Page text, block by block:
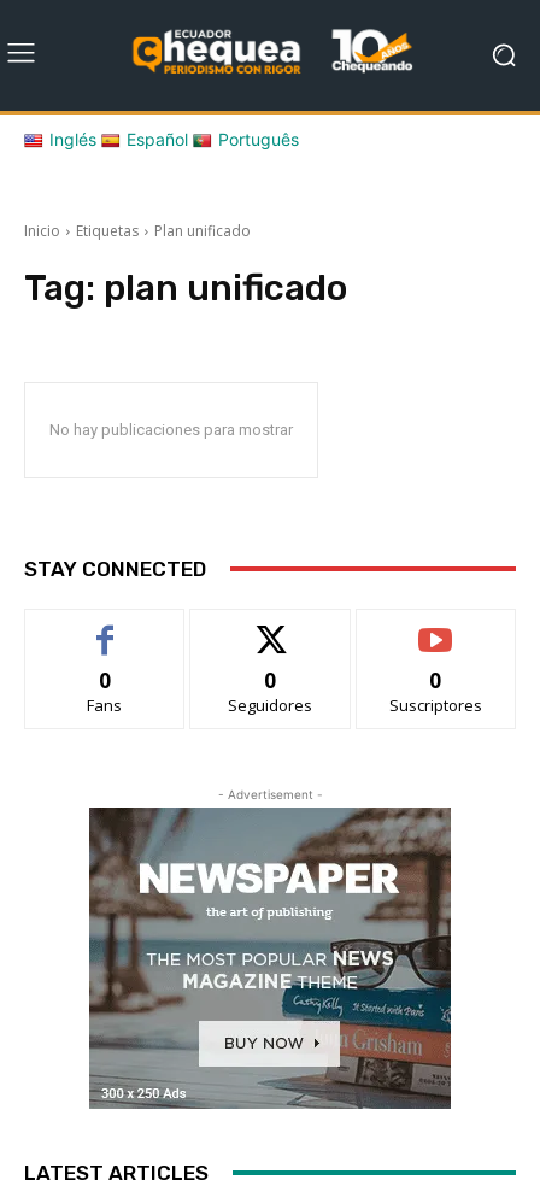
Inglés Español Português
Inicio Etiquetas Plan unificado
Tag: plan unificado
No hay publicaciones para mostrar
STAY CONNECTED
0
Fans
0
Seguidores
0
Suscriptores
- Advertisement -
LATEST ARTICLES